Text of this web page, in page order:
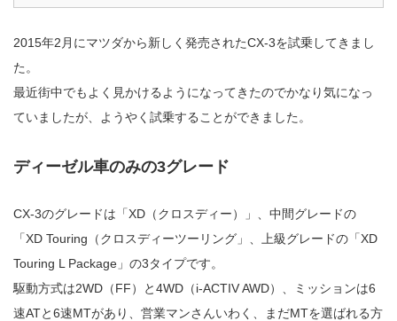
2015年2月にマツダから新しく発売されたCX-3を試乗してきまし
た。
最近街中でもよく見かけるようになってきたのでかなり気になっ
ていましたが、ようやく試乗することができました。
ディーゼル車のみの3グレード
CX-3のグレードは「XD（クロスディー）」、中間グレードの
「XD Touring（クロスディーツーリング」、上級グレードの「XD
Touring L Package」の3タイプです。
駆動方式は2WD（FF）と4WD（i-ACTIV AWD）、ミッションは6
速ATと6速MTがあり、営業マンさんいわく、まだMTを選ばれる方